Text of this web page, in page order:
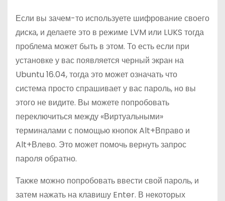
Если вы зачем-то используете шифрование своего
диска, и делаете это в режиме LVM или LUKS тогда
проблема может быть в этом. То есть если при
установке у вас появляется черный экран на
Ubuntu 16.04, тогда это может означать что
система просто спрашивает у вас пароль, но вы
этого не видите. Вы можете попробовать
переключиться между «Виртуальными»
терминалами с помощью кнопок Alt+Вправо и
Alt+Влево. Это может помочь вернуть запрос
пароля обратно.
Также можно попробовать ввести свой пароль, и
затем нажать на клавишу Enter. В некоторых